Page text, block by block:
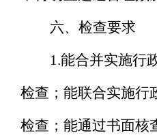
六、检查要求
1.能合并实施行
检查；能联合实施行
检查；能通过书面核